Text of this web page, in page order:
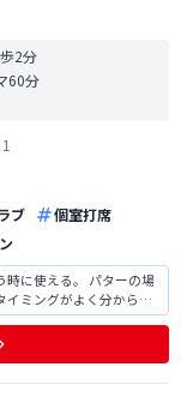
2分
60分
1
ブ
個室打席
時に使える。 パターの場
イミングがよく分からな
ハジから結露水？が垂れ
う前に、前回使った人の